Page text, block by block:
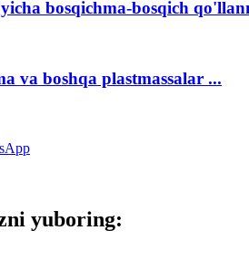
bosqichma-bosqich
va boshqa plastmassalar ...
yuboring: